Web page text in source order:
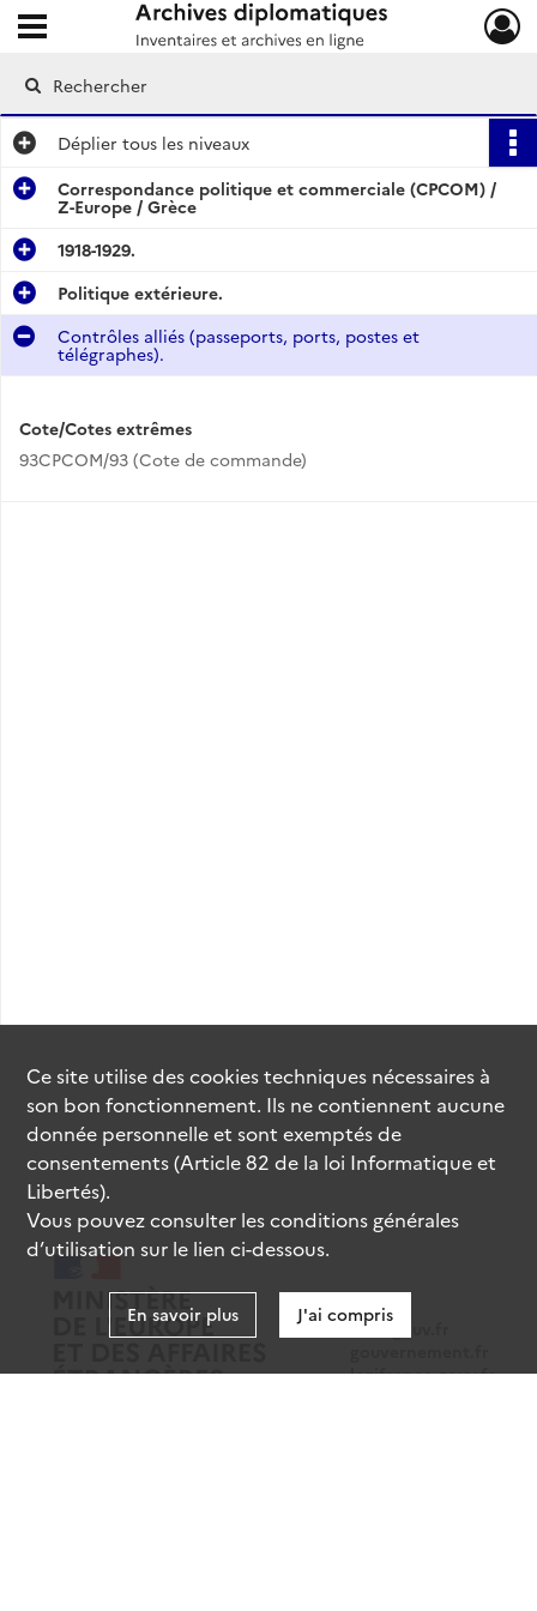
Archives diplomatiques
Ouvrir le menu déroulant
Déplier tous les niveaux
Correspondance politique et commerciale (CPCOM) /
Z-Europe / Grèce
1918-1929.
Politique extérieure.
Contrôles alliés (passeports, ports, postes et
télégraphes).
Cote/Cotes extrêmes
93CPCOM/93 (Cote de commande)
data.gouv.fr
legifrance.gouv.fr
Ce site utilise descookiestechniques nécessaires à
son bon fonctionnement. Ils ne contiennent aucune
donnée personnelle et sont exemptés de
consentements (Article 82 de la loi Informatique et
Libertés).
Vous pouvez consulter les conditions générales
d’utilisation sur le lien ci-dessous.
En savoir plus J'ai compris